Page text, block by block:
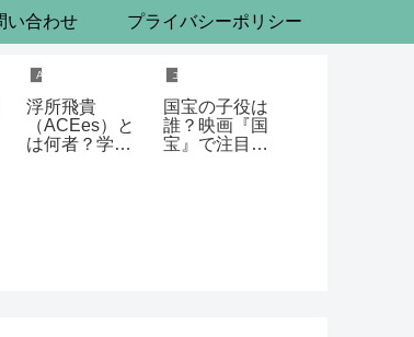
い合わせ プライバシーポリシー
ACEes
浮所飛貴
（ACEes）と
は何者？学
エンタメ
国宝の子役は
誰？映画『国
宝』で注目を